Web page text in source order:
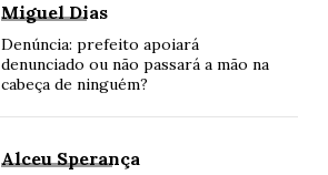
Miguel Dias
Denúncia: prefeito apoiará
denunciado ou não passará a mão na
cabeça de ninguém?
Alceu Sperança